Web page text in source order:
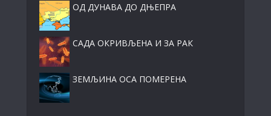
ОД ДУНАВА ДО ДЊЕПРА
САДА ОКРИВЉЕНА И ЗА РАК
ЗЕМЉИНА ОСА ПОМЕРЕНА